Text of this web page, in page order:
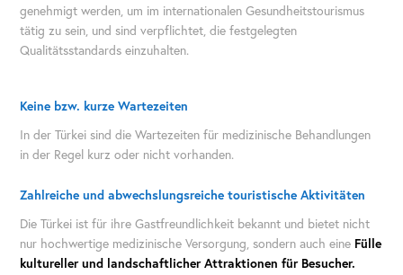
genehmigt werden, um im internationalen Gesundheitstourismus
tätig zu sein, und sind verpflichtet, die festgelegten
Qualitätsstandards einzuhalten.
​​​​​​​Keine bzw. kurze Wartezeiten
In der Türkei sind die Wartezeiten für medizinische Behandlungen
in der Regel kurz oder nicht vorhanden.
Zahlreiche und abwechslungsreiche touristische Aktivitäten
Die Türkei ist für ihre Gastfreundlichkeit bekannt und bietet nicht
nur hochwertige medizinische Versorgung, sondern auch eine Fülle
kultureller und landschaftlicher Attraktionen für Besucher.